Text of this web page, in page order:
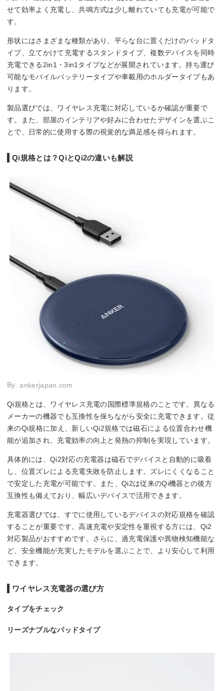
せて効率よく充電し、共鳴方式は少し離れていても充電が可能で
す。
形状にはさまざまな種類があり、平らな台に置くだけのパッドタ
イプ、立てかけて充電するスタンドタイプ、複数デバイスを同時
充電できる2in1・3in1タイプなどが展開されています。持ち運び
可能なモバイルバッテリータイプや車載用のホルダータイプもあ
ります。
製品選びでは、ワイヤレス充電に対応しているか確認が重要で
す。また、部屋のインテリアや好みに合わせたデザインを選ぶこ
とで、日常的に使用する際の視覚的な満足感を得られます。
Qi規格とは？QiとQi2の違いも解説
By:ankerjapan.com
Qi規格とは、ワイヤレス充電の国際標準規格のことです。異なる
メーカーの機器でも互換性を保ちながら安全に充電できます。従
来のQi規格に加え、新しいQi2規格では磁石による位置合わせ機
能が追加され、充電効率の向上と発熱の抑制を実現しています。
具体的には、Qi2対応の充電器は磁石でデバイスと自動的に吸着
し、位置ズレによる充電失敗を防止します。ズレにくくなること
で安定した充電が可能です。また、Qi2は従来のQi機器との後方
互換性も備えており、幅広いデバイスで活用できます。
充電器選びでは、すでに使用しているデバイスの対応規格を確認
することが重要です。高速充電や安定性を重視する方には、Qi2
対応製品がおすすめです。さらに、過充電保護や異物検知機能な
ど、安全機能が充実したモデルを選ぶことで、より安心して利用
できます。
ワイヤレス充電器の選び方
タイプをチェック
リーズナブルなパッドタイプ